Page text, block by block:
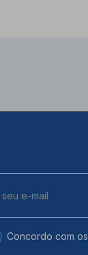
Concordo com os